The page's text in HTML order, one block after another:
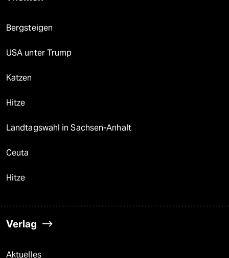
Bergsteigen
USA unter Trump
Katzen
Hitze
Landtagswahl in Sachsen-Anhalt
Ceuta
Hitze
Verlag
Aktuelles